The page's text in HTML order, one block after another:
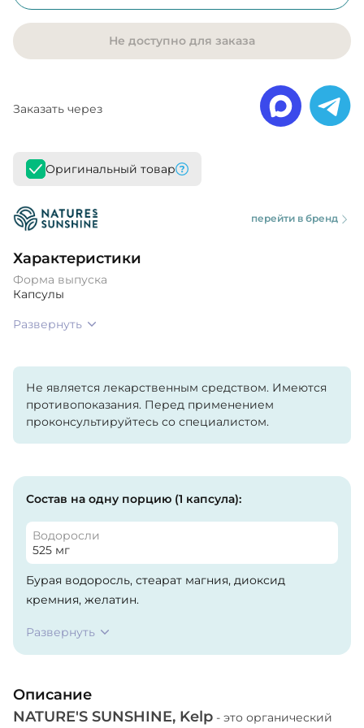
Не доступно для заказа
Заказать через
Оригинальный товар
перейти в бренд
Характеристики
Форма выпуска
Капсулы
Развернуть
Не является лекарственным средством. Имеются
противопоказания. Перед применением
проконсультируйтесь со специалистом.
Состав на одну порцию (1 капсула):
Водоросли
525 мг
Бурая водоросль, стеарат магния, диоксид
кремния, желатин.
Развернуть
Описание
NATURE'S SUNSHINE, Kelp - это органический